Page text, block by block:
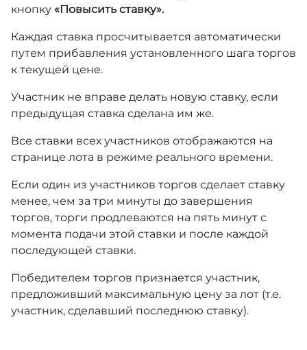
кнопку «Повысить ставку».
Каждая ставка просчитывается автоматически
путем прибавления установленного шага торгов
к текущей цене.
Участник не вправе делать новую ставку, если
предыдущая ставка сделана им же.
Все ставки всех участников отображаются на
странице лота в режиме реального времени.
Если один из участников торгов сделает ставку
менее, чем за три минуты до завершения
торгов, торги продлеваются на пять минут с
момента подачи этой ставки и после каждой
последующей ставки.
Победителем торгов признается участник,
предложивший максимальную цену за лот (т.е.
участник, сделавший последнюю ставку).